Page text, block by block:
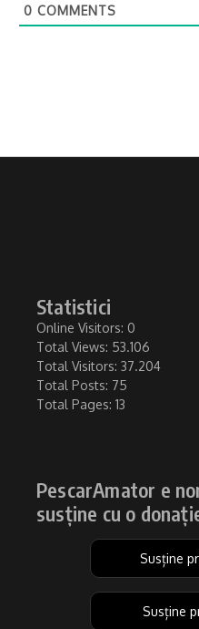
0 COMMENTS
Statistici
Online Visitors: 0
Total Views: 53.106
Total Visitors: 37.204
Total Posts: 75
Total Pages: 13
PescarAmator e
susține cu o
Susține
Susține